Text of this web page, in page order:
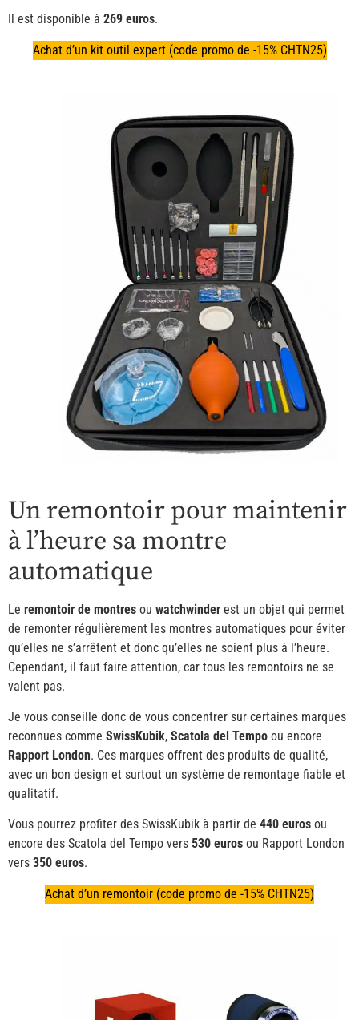
Il est disponible à 269 euros.
Achat d’un kit outil expert (code promo de -15% CHTN25)
Un remontoir pour maintenir
à l’heure sa montre
automatique
Le remontoir de montres ou watchwinder est un objet qui permet
de remonter régulièrement les montres automatiques pour éviter
qu’elles ne s’arrêtent et donc qu’elles ne soient plus à l’heure.
Cependant, il faut faire attention, car tous les remontoirs ne se
valent pas.
Je vous conseille donc de vous concentrer sur certaines marques
reconnues comme SwissKubik, Scatola del Tempo ou encore
Rapport London. Ces marques offrent des produits de qualité,
avec un bon design et surtout un système de remontage fiable et
qualitatif.
Vous pourrez profiter des SwissKubik à partir de 440 euros ou
encore des Scatola del Tempo vers 530 euros ou Rapport London
vers 350 euros.
Achat d’un remontoir (code promo de -15% CHTN25)